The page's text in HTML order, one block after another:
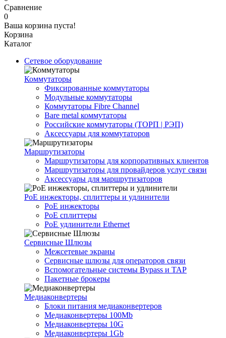
Сравнение
0
Ваша корзина пуста!
Корзина
Каталог
Сетевое оборудование
Коммутаторы
Фиксированные коммутаторы
Модульные коммутаторы
Коммутаторы Fibre Channel
Bare metal коммутаторы
Российские коммутаторы (ТОРП | РЭП)
Аксессуары для коммутаторов
Маршрутизаторы
Маршрутизаторы для корпоративных клиентов
Маршрутизаторы для провайдеров услуг связи
Аксессуары для маршрутизаторов
PoE инжекторы, сплиттеры и удлинители
PoE инжекторы
PoE сплиттеры
PoE удлинители Ethernet
Сервисные Шлюзы
Межсетевые экраны
Сервисные шлюзы для операторов связи
Вспомогательные системы Bypass и TAP
Пакетные брокеры
Медиаконвертеры
Блоки питания медиаконвертеров
Медиаконвертеры 100Mb
Медиаконвертеры 10G
Медиаконвертеры 1Gb